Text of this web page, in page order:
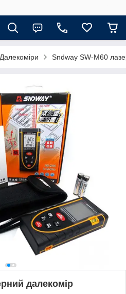
Далекоміри Sndway SW-M60
далекомір